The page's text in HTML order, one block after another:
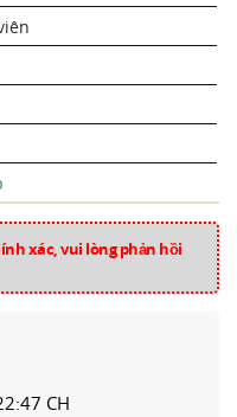
xác, vui lòng phản hồi
CH